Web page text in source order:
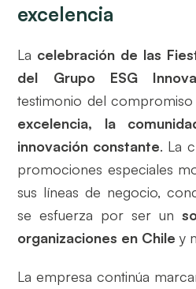
excelencia
La celebración de las
del Grupo ESG
testimonio del
excelencia, la
innovación constante. La
promociones especiales
sus líneas de negocio,
se esfuerza por ser un
organizaciones en Chile y
La empresa continúa